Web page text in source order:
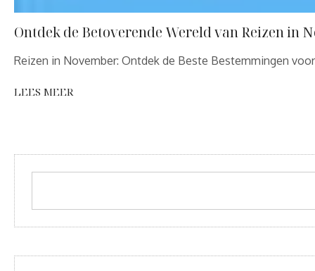
Ontdek de Betoverende Wereld van Reizen in
Reizen in November: Ontdek de Beste Bestemmingen
LEES MEER